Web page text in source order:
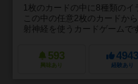
1枚のカードの中に8種類のイ
この中の任意2枚のカードか
射神経を使うカードゲームで
593
興味あり
4943
経験あり